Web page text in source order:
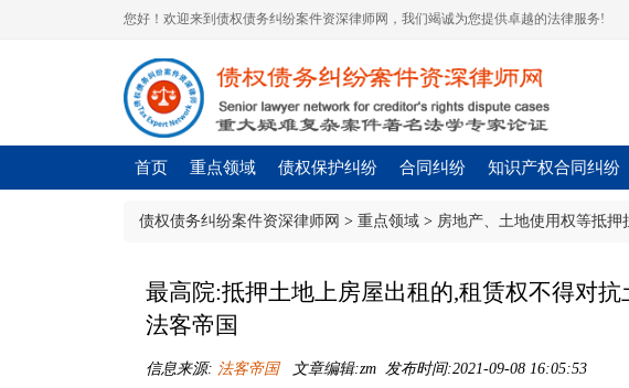
您好！欢迎来到债权债务纠纷案件资深律师网，我们竭诚为您提供卓越的法律服务!
首页 重点领域 债权保护纠纷 合同纠纷 知识产权合同纠纷
债权债务纠纷案件资深律师网 > 重点领域 > 房地产、土地使用权等抵押
最高院:抵押土地上房屋出租的,租赁权不得对
法客帝国
信息来源: 法客帝国 文章编辑:zm 发布时间:2021-09-08 16:05:53